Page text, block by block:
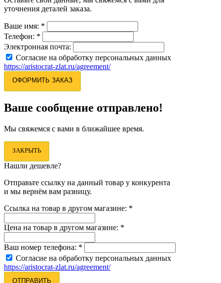
уточнения деталей заказа.
Ваше имя: *
Телефон: *
Электронная почта:
Согласие на обработку персональных данных
https://aristocrat-zlat.ru/agreement/
ОФОРМИТЬ ЗАКАЗ
Ваше сообщение отправлено!
Мы свяжемся с вами в ближайшее время.
ЗАКРЫТЬ
Нашли дешевле?
Отправьте ссылку на данный товар у конкурента
и мы вернём вам разницу.
Ссылка на товар в другом магазине: *
Цена на товар в другом магазине: *
Ваш номер телефона: *
Согласие на обработку персональных данных
https://aristocrat-zlat.ru/agreement/
ОТПРАВИТЬ